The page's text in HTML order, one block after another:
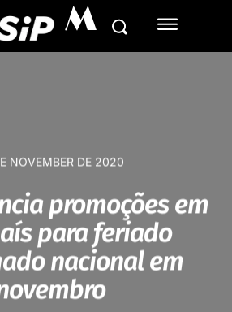
M
NOVEMBER DE 2020
promoções em
para feriado
nacional em